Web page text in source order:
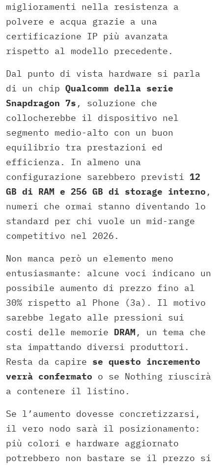
miglioramenti nella resistenza a
polvere e acqua grazie a una
certificazione IP più avanzata
rispetto al modello precedente.
Dal punto di vista hardware si parla
di un chip Qualcomm della serie
Snapdragon 7s , soluzione che
collocherebbe il dispositivo nel
segmento medio-alto con un buon
equilibrio tra prestazioni ed
efficienza. In almeno una
configurazione sarebbero previsti 12
GB di RAM e 256 GB di storage interno ,
numeri che ormai stanno diventando lo
standard per chi vuole un mid-range
competitivo nel 2026.
Non manca però un elemento meno
entusiasmante: alcune voci indicano un
possibile aumento di prezzo fino al
30% rispetto al Phone (3a). Il motivo
sarebbe legato alle pressioni sui
costi delle memorie DRAM , un tema che
sta impattando diversi produttori.
Resta da capire se questo incremento
verrà confermato o se Nothing riuscirà
a contenere il listino.
Se l’aumento dovesse concretizzarsi,
il vero nodo sarà il posizionamento:
più colori e hardware aggiornato
potrebbero non bastare se il prezzo si